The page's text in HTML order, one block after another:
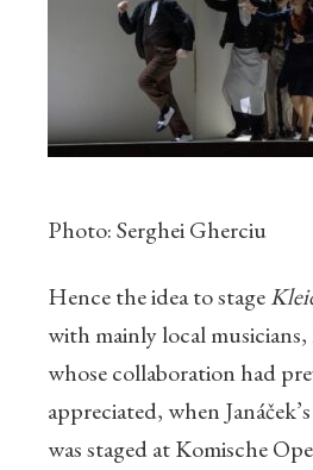
Photo: Serghei Gherciu
Hence the idea to stage
with mainly local
whose collaboration had
appreciated, when Janáček’s
was staged at Komische